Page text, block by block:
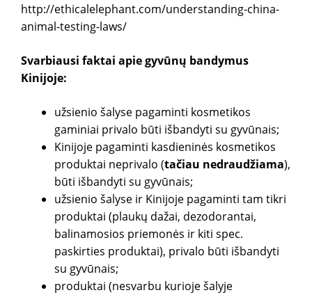
http://ethicalelephant.com/understanding-china-
animal-testing-laws/
Svarbiausi faktai apie gyvūnų bandymus
Kinijoje:
užsienio šalyse pagaminti kosmetikos
gaminiai privalo būti išbandyti su gyvūnais;
Kinijoje pagaminti kasdieninės kosmetikos
produktai neprivalo (tačiau nedraudžiama),
būti išbandyti su gyvūnais;
užsienio šalyse ir Kinijoje pagaminti tam tikri
produktai (plaukų dažai, dezodorantai,
balinamosios priemonės ir kiti spec.
paskirties produktai), privalo būti išbandyti
su gyvūnais;
produktai (nesvarbu kurioje šalyje